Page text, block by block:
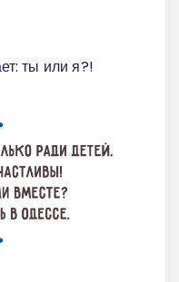
ты или я?!